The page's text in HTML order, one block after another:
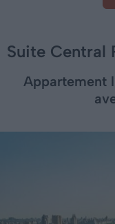
Suite Central
Appartement